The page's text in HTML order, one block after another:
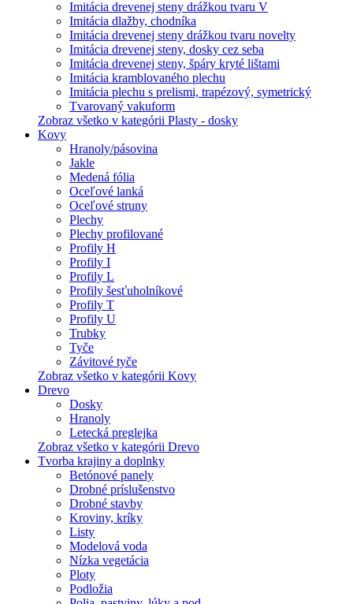
Imitácia drevenej steny drážkou tvaru V
Imitácia dlažby, chodníka
Imitácia drevenej steny drážkou tvaru novelty
Imitácia drevenej steny, dosky cez seba
Imitácia drevenej steny, špáry kryté lištami
Imitácia kramblovaného plechu
Imitácia plechu s prelismi, trapézový, symetrický
Tvarovaný vakuform
Zobraz všetko v kategórii Plasty - dosky
Kovy
Hranoly/pásovina
Jakle
Medená fólia
Oceľové lanká
Oceľové struny
Plechy
Plechy profilované
Profily H
Profily I
Profily L
Profily šesťuholníkové
Profily T
Profily U
Trubky
Tyče
Závitové tyče
Zobraz všetko v kategórii Kovy
Drevo
Dosky
Hranoly
Letecká preglejka
Zobraz všetko v kategórii Drevo
Tvorba krajiny a doplnky
Betónové panely
Drobné príslušenstvo
Drobné stavby
Kroviny, kríky
Listy
Modelová voda
Nízka vegetácia
Ploty
Podložia